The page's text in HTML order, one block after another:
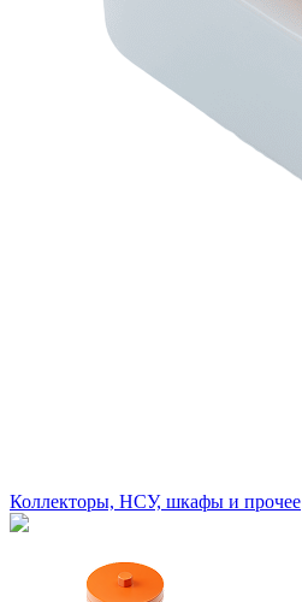
Коллекторы, НСУ, шкафы и прочее